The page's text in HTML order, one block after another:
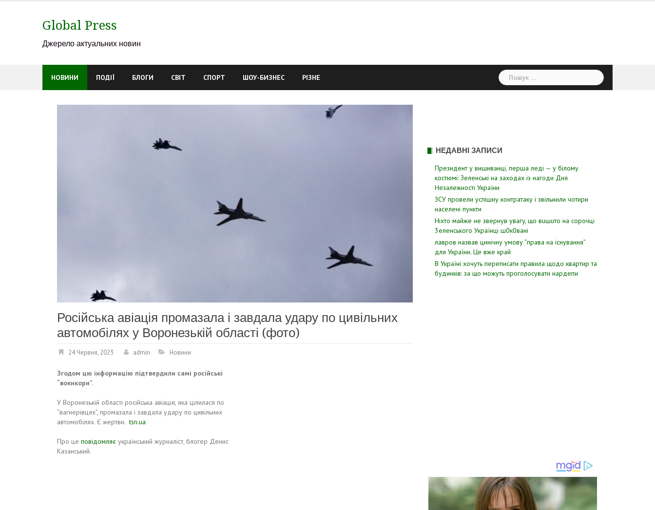
Global Press
Джерело актуальних новин
НОВИНИ ПОДІЇ БЛОГИ СВІТ СПОРТ ШОУ-БИЗНЕС РІЗНЕ Пошук:
Російська авіація промазала і завдала удару по цивільних
автомобілях у Воронезькій області (фото)
24 Червня, 2023 admin Новини
Згодом цю інформацію підтвердили самі російські
“воєнкори”.
У Воронезькій області російська авіація, яка цілилася по
“вагнерівцях”, промазала і завдала удару по цивільних
автомобілях. Є жертви.tsn.ua
Про це повідомляє український журналіст, блогер Денис
Казанський.
НЕДАВНІ ЗАПИСИ
Президент у вишиванці, перша леді — у білому
костюмі: Зеленські на заходах із нагоди Дня
Незалежності України
ЗСУ пpовели уcпішну контратаку і звiльнили чотири
наcелені пyнкти
Hixтo мaйжe нe звepнyв yвaгy, щo вuшuтo нa copoчцi
3eлeнcькoгo Укpaїнцi ш0к0вaнi
лавров нaзвав цинiчну умoву “пpава на іcнування”
для Укpаїни. Цe вже кpай
В Україні хочуть переписати правила щодо квартир та
будинків: за що можуть проголосувати нардепи